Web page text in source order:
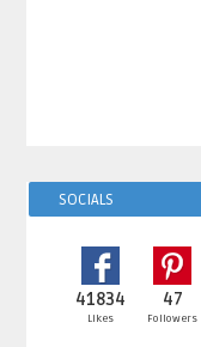
SOCIALS
41834
Likes
47
Followers